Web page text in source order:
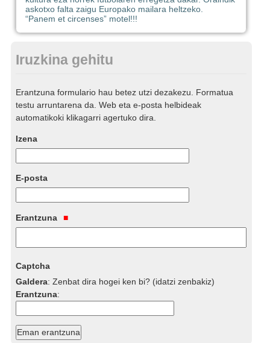
askotxo falta zaigu Europako mailara heltzeko.
“Panem et circenses” motel!!!
Iruzkina gehitu
Erantzuna formulario hau betez utzi dezakezu. Formatua
testu arruntarena da. Web eta e-posta helbideak
automatikoki klikagarri agertuko dira.
Izena
E-posta
Erantzuna
Captcha
Galdera:Zenbat dira hogei ken bi? (idatzi zenbakiz)
Erantzuna: